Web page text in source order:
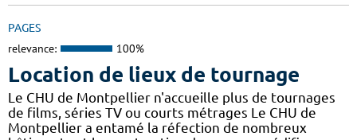
PAGES
relevance: 100%
Location de lieux de tournage
Le CHU de Montpellier n'accueille plus de tournages
de films, séries TV ou courts métrages Le CHU de
Montpellier a entamé la réfection de nombreux